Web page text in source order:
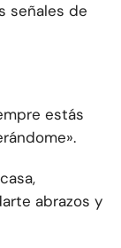
señales de
estás
abrazos y